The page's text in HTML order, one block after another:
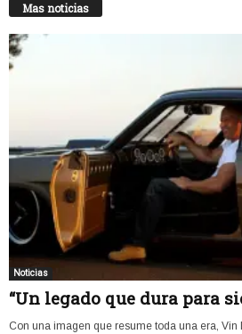
Mas noticias
Noticias
“Un legado que dura para
Con una imagen que resume toda una era,